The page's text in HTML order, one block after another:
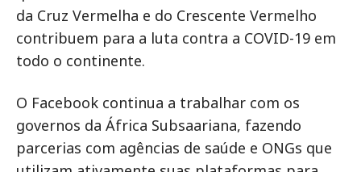
da Cruz Vermelha e do Crescente Vermelho
contribuem para a luta contra a COVID-19 em
todo o continente.
O Facebook continua a trabalhar com os
governos da África Subsaariana, fazendo
parcerias com agências de saúde e ONGs que